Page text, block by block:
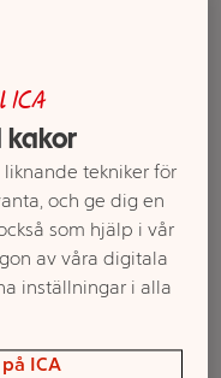
butikerna
ICA
kakor
tekniker för
och ge dig en
som hjälp i vår
av våra digitala
inställningar i alla
ICA